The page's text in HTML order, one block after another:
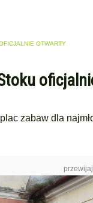
OTWARTY
zabaw dla